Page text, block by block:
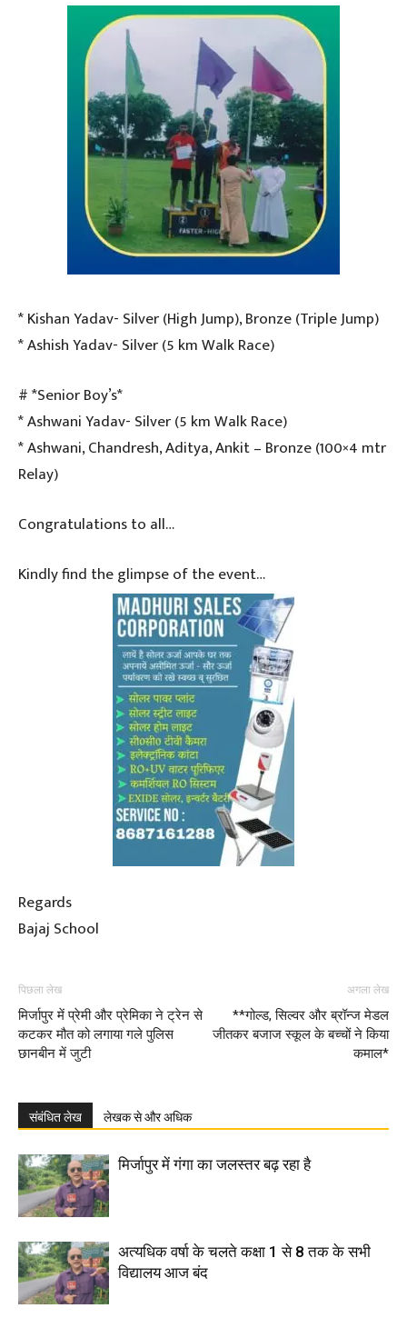
* Kishan Yadav- Silver (High Jump), Bronze (Triple Jump)
* Ashish Yadav- Silver (5 km Walk Race)
# *Senior Boy’s*
* Ashwani Yadav- Silver (5 km Walk Race)
* Ashwani, Chandresh, Aditya, Ankit – Bronze (100×4 mtr
Relay)
Congratulations to all…
Kindly find the glimpse of the event…
Regards
Bajaj School
पिछला लेख
मिर्जापुर में प्रेमी और प्रेमिका ने ट्रेन से
कटकर मौत को लगाया गले पुलिस
छानबीन में जुटी
अगला लेख
**गोल्ड, सिल्वर और ब्रॉन्ज मेडल
जीतकर बजाज स्कूल के बच्चों ने किया
कमाल*
संबंधित लेख लेखक से और अधिक
मिर्जापुर में गंगा का जलस्तर बढ़ रहा है
अत्यधिक वर्षा के चलते कक्षा 1 से 8 तक के सभी
विद्यालय आज बंद